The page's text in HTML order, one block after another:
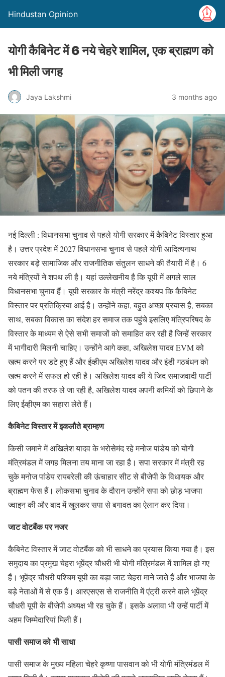
Hindustan Opinion
योगी कैबिनेट में 6 नये चेहरे शामिल, एक ब्राह्मण को
भी मिली जगह
Jaya Lakshmi 3 months ago
नई दिल्ली : विधानसभा चुनाव से पहले योगी सरकार में कैबिनेट विस्तार हुआ
है। उत्तर प्रदेश में 2027 विधानसभा चुनाव से पहले योगी आदित्यनाथ
सरकार बड़े सामाजिक और राजनीतिक संतुलन साधने की तैयारी में है। 6
नये मंत्रियों ने शपथ ली है। यहां उल्लेखनीय है कि यूपी में अगले साल
विधानसभा चुनाव हैं। यूपी सरकार के मंत्री नरेंद्र कश्यप कि कैबिनेट
विस्तार पर प्रतिक्रिया आई है। उन्होंने कहा, बहुत अच्छा प्रयास है, सबका
साथ, सबका विकास का संदेश हर समाज तक पहुंचे इसलिए मंत्रिपरिषद के
विस्तार के माध्यम से ऐसे सभी समाजों को समाहित कर रही है जिन्हें सरकार
में भागीदारी मिलनी चाहिए। उन्होंने आगे कहा, अखिलेश यादव EVM को
खत्म करने पर डटे हुए हैं और ईव्हीएम अखिलेश यादव और इंडी गठबंधन को
खत्म करने में सफल हो रही है। अखिलेश यादव की ये जिद समाजवादी पार्टी
को पतन की तरफ ले जा रही है, अखिलेश यादव अपनी कमियों को छिपाने के
लिए ईव्हीएम का सहारा लेते हैं।
कैबिनेट विस्तार में इकलौते ब्राम्हण
किसी जमाने में अखिलेश यादव के भरोसेमंद रहे मनोज पांडेय को योगी
मंत्रिमंडल में जगह मिलना तय माना जा रहा है। सपा सरकार में मंत्री रह
चुके मनोज पांडेय रायबरेली की ऊंचाहार सीट से बीजेपी के विधायक और
ब्राह्मण फेस हैं। लोकसभा चुनाव के दौरान उन्होंने सपा को छोड़ भाजपा
ज्वाइन की और बाद में खुलकर सपा से बगावत का ऐलान कर दिया।
जाट वोटबैंक पर नजर
कैबिनेट विस्तार में जाट वोटबैंक को भी साधने का प्रयास किया गया है। इस
समुदाय का प्रमुख चेहरा भूपेंद्र चौधरी भी योगी मंत्रिमंडल में शामिल हो गए
हैं। भूपेंद्र चौधरी पश्चिम यूपी का बड़ा जाट चेहरा माने जाते हैं और भाजपा के
बड़े नेताओं में से एक हैं। आरएसएस से राजनीति में एंट्री करने वाले भूपेंद्र
चौधरी यूपी के बीजेपी अध्यक्ष भी रह चुके हैं। इसके अलावा भी उन्हें पार्टी में
अहम जिम्मेदारियां मिली हैं।
पासी समाज को भी साधा
पासी समाज के मुख्य महिला चेहरे कृष्णा पासवान को भी योगी मंत्रिमंडल में